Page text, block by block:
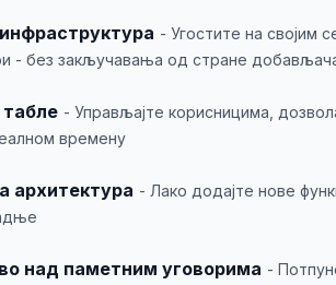
- Угостите на својим
- без закључавања од стране
- Управљајте корисницима,
времену
архитектура - Лако додајте нове
над паметним уговорима -